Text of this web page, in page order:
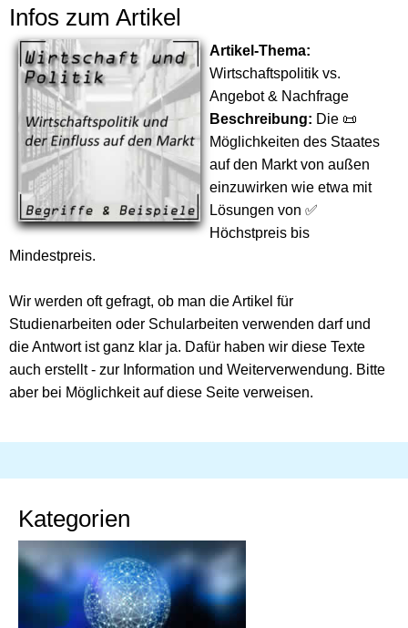
Infos zum Artikel
Artikel-Thema:
Wirtschaftspolitik vs.
Angebot & Nachfrage
Beschreibung: Die 📜
Möglichkeiten des Staates
auf den Markt von außen
einzuwirken wie etwa mit
Lösungen von ✅
Höchstpreis bis
Mindestpreis.
Wir werden oft gefragt, ob man die Artikel für
Studienarbeiten oder Schularbeiten verwenden darf und
die Antwort ist ganz klar ja. Dafür haben wir diese Texte
auch erstellt - zur Information und Weiterverwendung. Bitte
aber bei Möglichkeit auf diese Seite verweisen.
Kategorien